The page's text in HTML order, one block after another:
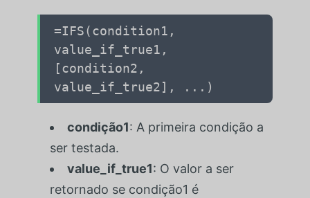
=IFS(condition1,
value_if_true1,
[condition2,
value_if_true2], ...)
condição1: A primeira condição a
ser testada.
value_if_true1: O valor a ser
retornado se condição1 é